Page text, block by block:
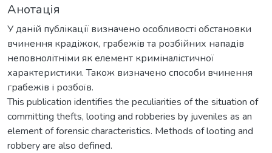
Анотація
У даній публікації визначено особливості обстановки
вчинення крадіжок, грабежів та розбійних нападів
неповнолітніми як елемент криміналістичної
характеристики. Також визначено способи вчинення
грабежів і розбоїв.
This publication identifies the peculiarities of the situation of
committing thefts, looting and robberies by juveniles as an
element of forensic characteristics. Methods of looting and
robbery are also defined.